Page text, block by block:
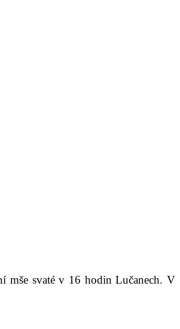
mše svaté v 16 hodin Lučanech. V